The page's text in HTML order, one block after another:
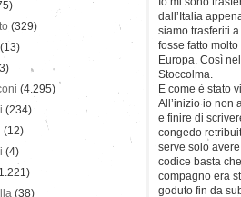
dall’Italia
siamo trasferiti
fosse fatto
Europa. Così
Stoccolma.
E come è stato
All’inizio io non
e finire di
congedo
serve solo
codice basta
compagno era
goduto fin da
(329)
(13)
(4.295)
(234)
(12)
(4)
(38)